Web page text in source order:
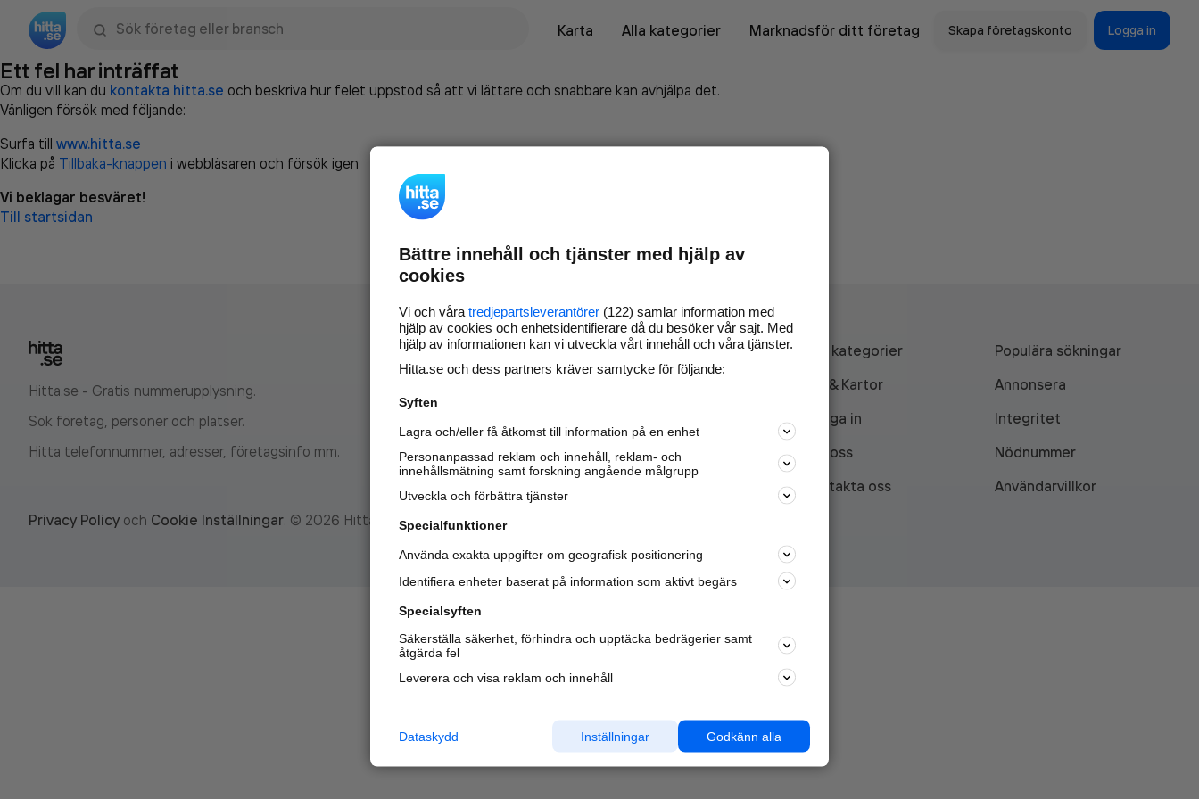
Karta
Alla kategorier Marknadsför ditt företag Skapa företagskonto Logga in
Ett fel har inträffat
Om du vill kan du kontakta hitta.se och beskriva hur felet uppstod så att vi lättare och snabbare kan avhjälpa det.
Vänligen försök med följande:
Surfa till www.hitta.se
Klicka på Tillbaka-knappen i webbläsaren och försök igen
Vi beklagar besväret!
Till startsidan
Hitta.se - Gratis nummerupplysning.
Sök företag, personer och platser.
Hitta telefonnummer, adresser, företagsinfo mm.
Marknadsför företaget på
nya kunder och
samarbetspartners nära dig.
Läs mer här
Alla kategorier
Populära sökningar
API & Kartor
Annonsera
Logga in
Integritet
Om oss
Nödnummer
Kontakta oss
Användarvillkor
Privacy Policy och Cookie Inställningar. © 2026 Hitta.se
Bättre innehåll och tjänster med hjälp av
cookies
Vi och våra tredjepartsleverantörer (122) samlar information med
hjälp av cookies och enhetsidentifierare då du besöker vår sajt. Med
hjälp av informationen kan vi utveckla vårt innehåll och våra tjänster.
Hitta.se och dess partners kräver samtycke för följande:
Syften
Lagra och/eller få åtkomst till information på en enhet
Personanpassad reklam och innehåll, reklam- och
innehållsmätning samt forskning angående målgrupp
Utveckla och förbättra tjänster
Specialfunktioner
Använda exakta uppgifter om geografisk positionering
Identifiera enheter baserat på information som aktivt begärs
Specialsyften
Säkerställa säkerhet, förhindra och upptäcka bedrägerier samt
åtgärda fel
Leverera och visa reklam och innehåll
Godkänn alla
Inställningar
Dataskydd